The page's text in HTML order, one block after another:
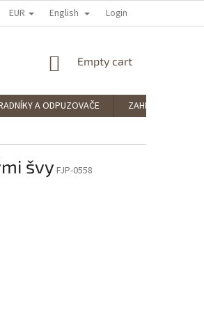
OSOBNÍCH ÚDAJŮ
EUR English Login
SHOPPING
Empty cart
A ODPUZOVAČE
ZAHRADNÍ
švyFJP-0558